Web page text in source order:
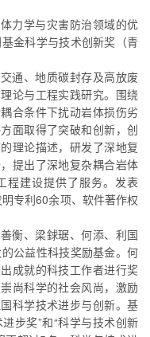
力学与灾害防治领域的优
金科学与技术创新奖（青
通、地质碳封存及高放废
论与工程实践研究。围绕
合条件下扰动岩体损伤劣
面取得了突破和创新，创
理论描述，研发了深地复
提出了深地复杂耦合岩体
程建设提供了服务。发表
专利60余项、软件著作权
衡、梁銶琚、何添、利国
公益性科技奖励基金。何
成就的科技工作者进行奖
尚科学的社会风尚，激励
科学技术进步与创新。基
步奖”和“科学与技术创新